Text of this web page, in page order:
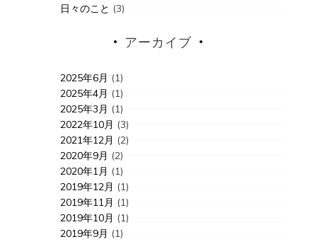
日々のこと (3)
アーカイブ
2025年6月 (1)
2025年4月 (1)
2025年3月 (1)
2022年10月 (3)
2021年12月 (2)
2020年9月 (2)
2020年1月 (1)
2019年12月 (1)
2019年11月 (1)
2019年10月 (1)
2019年9月 (1)